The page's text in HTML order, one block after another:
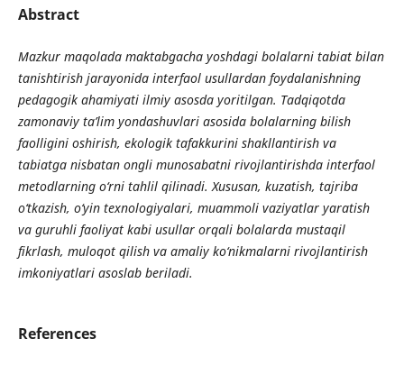
Abstract
Mazkur maqolada maktabgacha yoshdagi bolalarni tabiat bilan
tanishtirish jarayonida interfaol usullardan foydalanishning
pedagogik ahamiyati ilmiy asosda yoritilgan. Tadqiqotda
zamonaviy ta’lim yondashuvlari asosida bolalarning bilish
faolligini oshirish, ekologik tafakkurini shakllantirish va
tabiatga nisbatan ongli munosabatni rivojlantirishda interfaol
metodlarning o‘rni tahlil qilinadi. Xususan, kuzatish, tajriba
o‘tkazish, o‘yin texnologiyalari, muammoli vaziyatlar yaratish
va guruhli faoliyat kabi usullar orqali bolalarda mustaqil
fikrlash, muloqot qilish va amaliy ko‘nikmalarni rivojlantirish
imkoniyatlari asoslab beriladi.
References